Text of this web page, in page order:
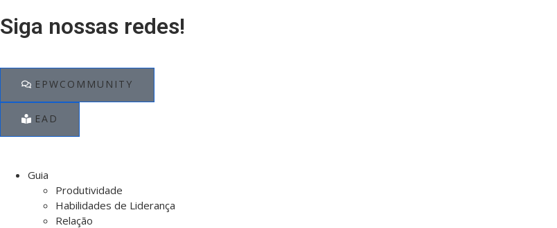
Siga nossas redes!
EPWCOMMUNITY
EAD
Guia
Produtividade
Habilidades de Liderança
Relação